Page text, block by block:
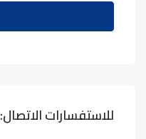
للاستفسارات الاتصال: